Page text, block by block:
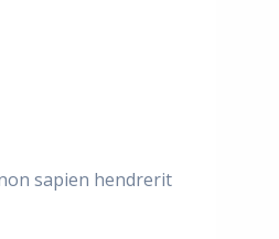
sapien hendrerit